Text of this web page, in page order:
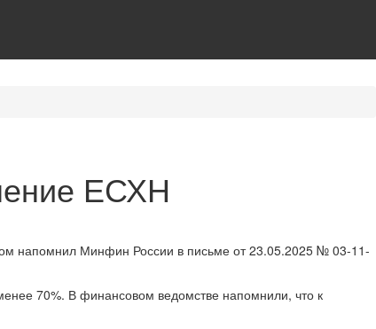
ЕСХН
напомнил Минфин России в письме от 23.05.2025 № 03-11-
70%. В финансовом ведомстве напомнили, что к